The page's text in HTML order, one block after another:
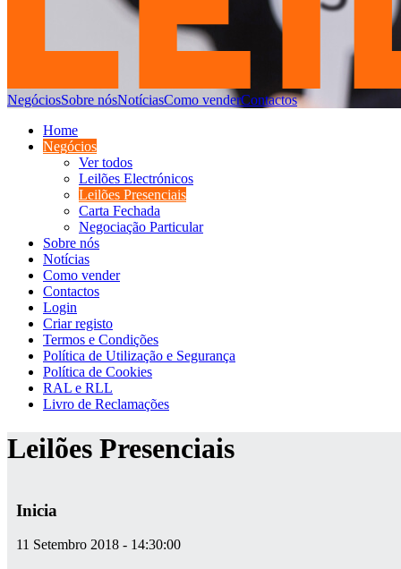
NegóciosSobre nósNotíciasComo venderContactos
Home
Negócios
Ver todos
Leilões Electrónicos
Leilões Presenciais
Carta Fechada
Negociação Particular
Sobre nós
Notícias
Como vender
Contactos
Login
Criar registo
Termos e Condições
Política de Utilização e Segurança
Política de Cookies
RAL e RLL
Livro de Reclamações
Leilões Presenciais
Inicia
11 Setembro 2018 - 14:30:00